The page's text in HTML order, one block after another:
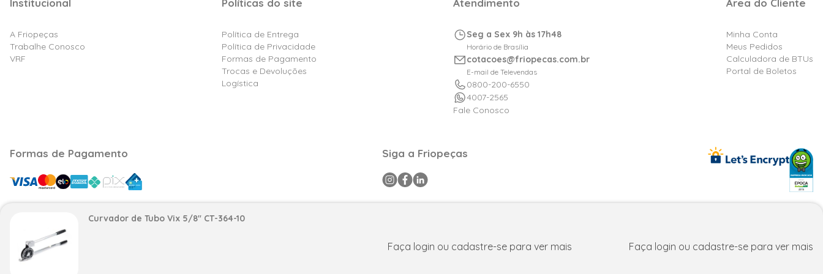
Curvador de Tubo Vix 5/8'' CT-364-10
Faça login ou cadastre-se para ver mais Faça login ou cadastre-se para ver mais
Institucional
A Friopeças
Trabalhe Conosco
VRF
Políticas do site
Política de Entrega
Política de Privacidade
Formas de Pagamento
Trocas e Devoluções
Logística
Atendimento
Seg a Sex 9h às 17h48
Horário de Brasília
cotacoes@friopecas.com.br
E-mail de Televendas
0800-200-6550
4007-2565
Fale Conosco
Área do Cliente
Minha Conta
Meus Pedidos
Calculadora de BTUs
Portal de Boletos
Formas de Pagamento Siga a Friopeças
Razão Social: Friovix Comércio de Refrigeração Ltda CNPJ: 09.316.105/0001-29 .Todos os direitos reservados © 2025. Preços e condições exclusivos para fpatacado.com.br.